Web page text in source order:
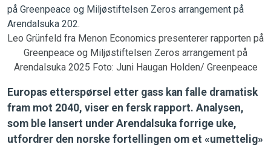
Leo Grünfeld fra Menon Economics presenterer rapporten på
Greenpeace og Miljøstiftelsen Zeros arrangement på
Arendalsuka 2025 Foto: Juni Haugan Holden/ Greenpeace
Europas etterspørsel etter gass kan falle dramatisk
fram mot 2040, viser en fersk rapport. Analysen,
som ble lansert under Arendalsuka forrige uke,
utfordrer den norske fortellingen om et «umettelig»